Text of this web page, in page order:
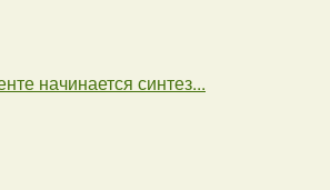
начинается синтез...